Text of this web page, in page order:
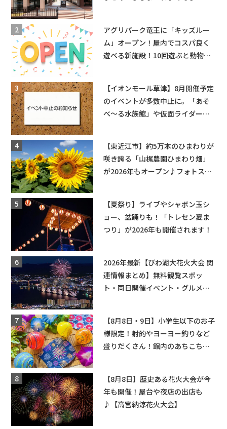
アグリパーク竜王に「キッズルー
ム」オープン！屋内でコスパ良く
遊べる新施設！10回遊ぶと動物触
【イオンモール草津】8月開催予定
のイベントが多数中止に。「あそ
べ〜る水族館」や仮面ライダーシ
【東近江市】約5万本のひまわりが
咲き誇る「山梶農園ひまわり畑」
が2026年もオープン♪フォトスポ
【夏祭り】ライブやシャボン玉シ
ョー、盆踊りも！「トレセン夏ま
つり」が2026年も開催されます！
2026年最新【びわ湖大花火大会 関
連情報まとめ】無料観覧スポッ
ト・同日開催イベント・グルメマ
【8月8日・9日】小学生以下のお子
様限定！射的やヨーヨー釣りなど
盛りだくさん！館内のあちこちに
【8月8日】歴史ある花火大会が今
年も開催！屋台や夜店の出店も
♪【高宮納涼花火大会】